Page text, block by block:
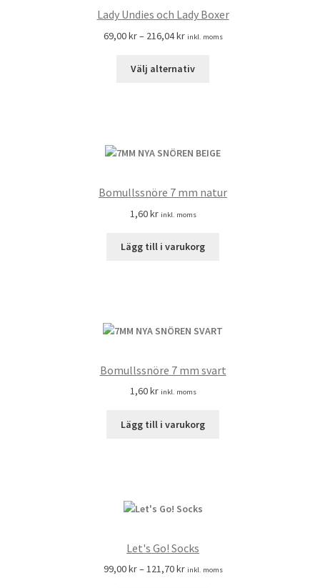
Lady Undies och Lady Boxer
69,00kr– 216,04kr inkl. moms
Välj alternativ
Bomullssnöre 7 mm natur
1,60kr inkl. moms
Lägg till i varukorg
Bomullssnöre 7 mm svart
1,60kr inkl. moms
Lägg till i varukorg
Let's Go! Socks
99,00kr–121,70kr inkl. moms